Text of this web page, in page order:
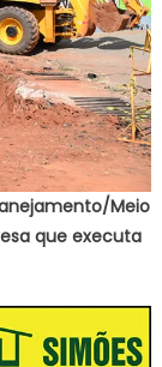
Meio
que executa